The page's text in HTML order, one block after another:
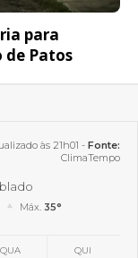
para
Patos
às 21h01 - Fonte:
ClimaTempo
Máx. 35°
QUA QUI